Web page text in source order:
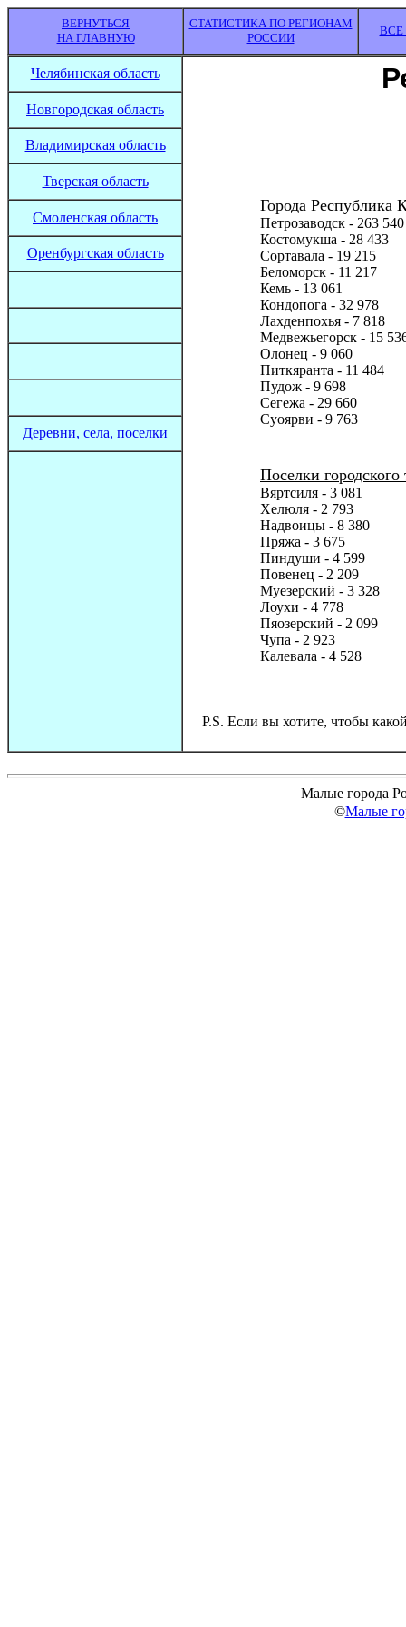
ВЕРНУТЬСЯ
НА ГЛАВНУЮ
СТАТИСТИКА ПО РЕГИОНАМ
РОССИИ
ВСЕ
Челябинская область
Города Республика
Петрозаводск - 263 540
Костомукша - 28 433
Сортавала - 19 215
Беломорск - 11 217
Кемь - 13 061
Кондопога - 32 978
Лахденпохья - 7 818
Медвежьегорск - 15
Олонец - 9 060
Питкяранта - 11 484
Пудож - 9 698
Сегежа - 29 660
Суоярви - 9 763
Поселки
Вяртсиля - 3 081
Хелюля - 2 793
Надвоицы - 8 380
Пряжа - 3 675
Пиндуши - 4 599
Повенец - 2 209
Муезерский - 3 328
Лоухи - 4 778
Пяозерский - 2 099
Чупа - 2 923
Калевала - 4 528
P.S. Если вы хотите, чтобы
Новгородская область
Владимирская область
Тверская область
Смоленская область
Оренбургская область
Деревни, села, поселки
Малые города
©Малые